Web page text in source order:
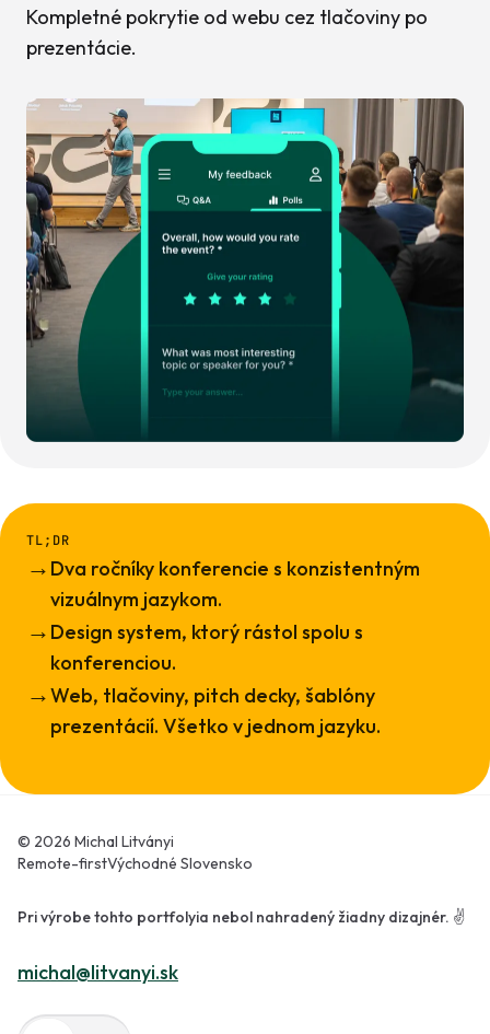
Kompletné pokrytie od webu cez tlačoviny po
prezentácie.
TL;DR
→ Dva ročníky konferencie s konzistentným
vizuálnym jazykom.
→ Design system, ktorý rástol spolu s
konferenciou.
→Web, tlačoviny, pitch decky, šablóny
prezentácií. Všetko v jednom jazyku.
© 2026 Michal Litványi
Remote-firstVýchodné Slovensko
Pri výrobe tohto portfolyia nebol nahradený žiadny dizajnér. ✌️
michal@litvanyi.sk